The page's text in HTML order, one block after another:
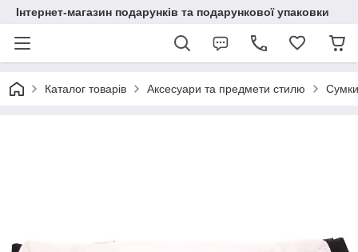
Інтернет-магазин подарунків та подарункової упаковки
Каталог товарів Аксесуари та предмети стилю